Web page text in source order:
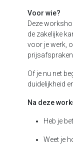
Voor wie?
Deze
de zakelijke
voor je werk,
prijsafspraken.
Of je nu net
duidelijkheid
Na deze
Heb je
Weet je